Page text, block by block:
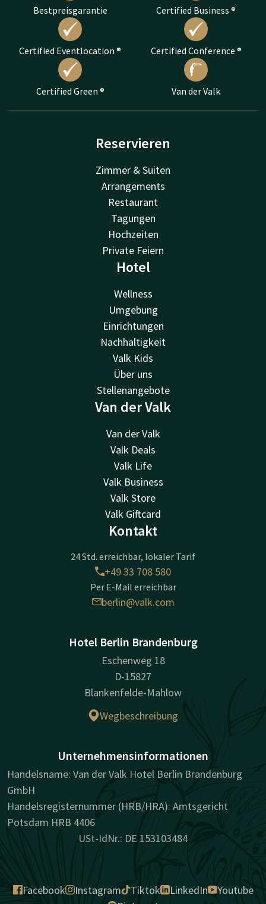
Bestpreisgarantie Certified Business ®
Certified Eventlocation ® Certified Conference ®
Certified Green ® Van der Valk
Reservieren
Zimmer & Suiten
Arrangements
Restaurant
Tagungen
Hochzeiten
Private Feiern
Hotel
Wellness
Umgebung
Einrichtungen
Nachhaltigkeit
Valk Kids
Über uns
Stellenangebote
Van der Valk
Van der Valk
Valk Deals
Valk Life
Valk Business
Valk Store
Valk Giftcard
Kontakt
24 Std. erreichbar, lokaler Tarif
+49 33 708 580
Per E-Mail erreichbar
berlin@valk.com
Hotel Berlin Brandenburg
Eschenweg 18
D-15827
Blankenfelde-Mahlow
Wegbeschreibung
Unternehmensinformationen
Handelsname: Van der Valk Hotel Berlin Brandenburg
GmbH
Handelsregisternummer (HRB/HRA): Amtsgericht
Potsdam HRB 4406
USt-IdNr.: DE 153103484
Facebook Instagram Tiktok LinkedIn
Youtube